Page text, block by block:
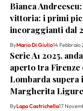
Bianca
vittoria: i primi
incoraggianti dal
ByMario Di Giulio14 Febbraio
Serie A1 2025,
aperto tra Firenze
Lombarda supera
Margherita Ligure
ByLapo Castrichella17